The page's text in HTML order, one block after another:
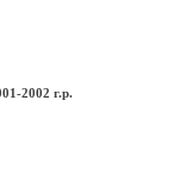
2002 г.р.